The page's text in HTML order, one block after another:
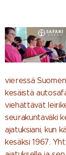
vieressä
kesäistä
viehättävät
seurakuntaväki
ajatuksiani, kun
kesäksi 1967.